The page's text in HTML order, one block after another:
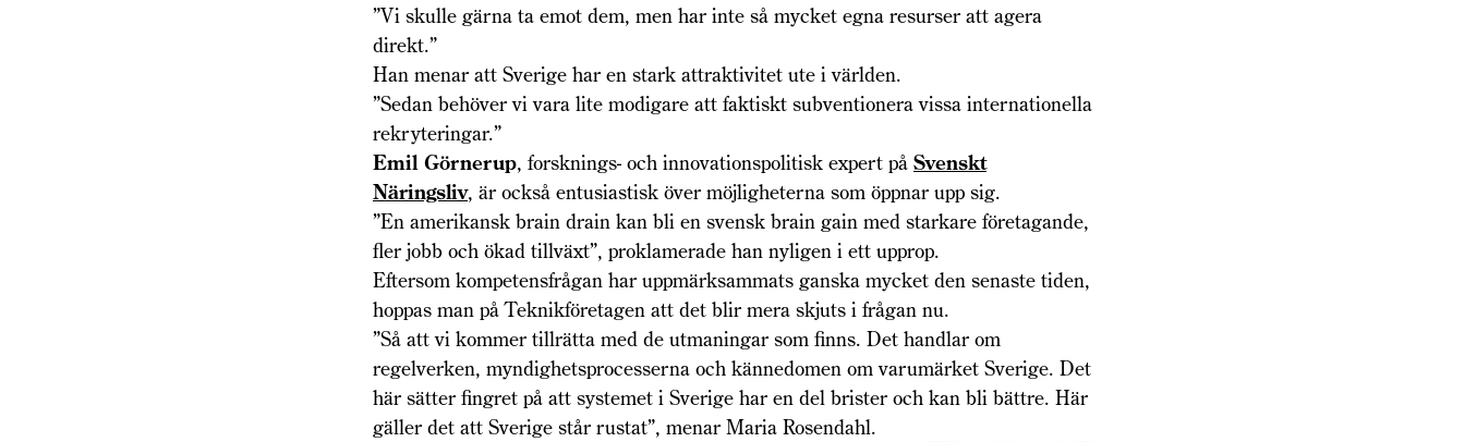
”Vi skulle gärna ta emot dem, men har inte så mycket egna resurser att agera
direkt.”
Han menar att Sverige har en stark attraktivitet ute i världen.
”Sedan behöver vi vara lite modigare att faktiskt subventionera vissa internationella
rekryteringar.”
Emil Görnerup, forsknings- och innovationspolitisk expert på Svenskt
Näringsliv, är också entusiastisk över möjligheterna som öppnar upp sig.
”En amerikansk brain drain kan bli en svensk brain gain med starkare företagande,
fler jobb och ökad tillväxt”, proklamerade han nyligen i ett upprop.
Eftersom kompetensfrågan har uppmärksammats ganska mycket den senaste tiden,
hoppas man på Teknikföretagen att det blir mera skjuts i frågan nu.
”Så att vi kommer tillrätta med de utmaningar som finns. Det handlar om
regelverken, myndighetsprocesserna och kännedomen om varumärket Sverige. Det
här sätter fingret på att systemet i Sverige har en del brister och kan bli bättre. Här
gäller det att Sverige står rustat”, menar Maria Rosendahl.